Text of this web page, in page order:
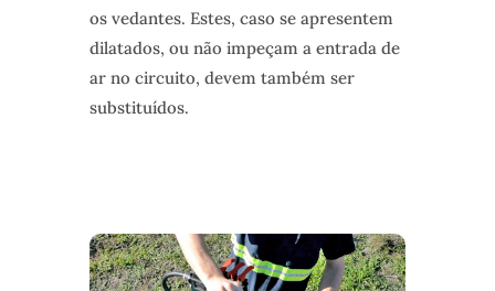
os vedantes. Estes, caso se apresentem
dilatados, ou não impeçam a entrada de
ar no circuito, devem também ser
substituídos.